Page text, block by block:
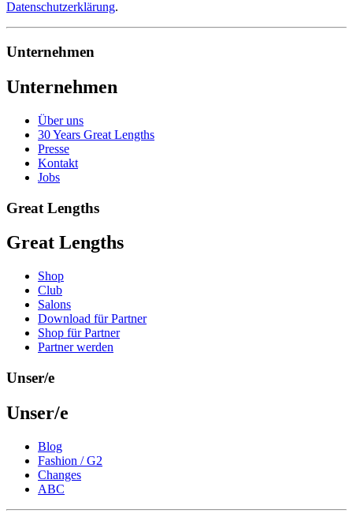
Datenschutzerklärung.
Unternehmen
Unternehmen
Über uns
30 Years Great Lengths
Presse
Kontakt
Jobs
Great Lengths
Great Lengths
Shop
Club
Salons
Download für Partner
Shop für Partner
Partner werden
Unser/e
Unser/e
Blog
Fashion / G2
Changes
ABC